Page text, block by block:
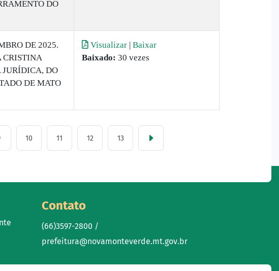
DO
DE 2025.
CRISTINA
JURÍDICA, DO
DE MATO
Visualizar | Baixar
Baixado: 30 vezes
10 11 12 13
Contato
(66)3597-2800 /
prefeitura@novamonteverde.mt.gov.br